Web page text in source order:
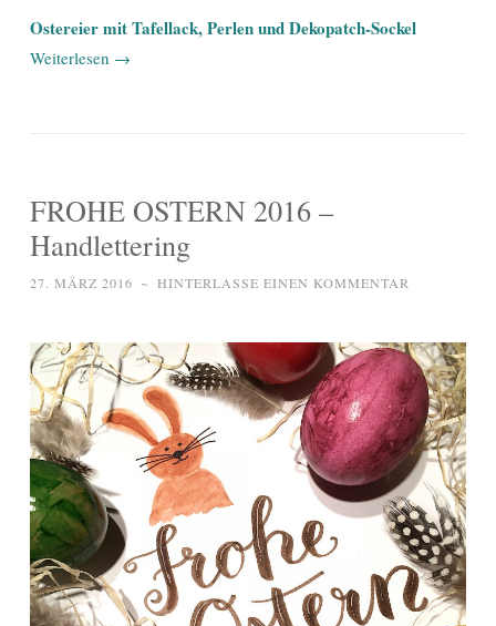
Ostereier mit Tafellack, Perlen und Dekopatch-Sockel
Weiterlesen →
FROHE OSTERN 2016 –
Handlettering
27. MÄRZ 2016 ~ HINTERLASSE EINEN KOMMENTAR